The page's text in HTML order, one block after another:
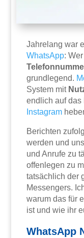
Jahrelang war
WhatsApp:
grundlegend.
System mit
endlich auf das
Instagram
Berichten
werden und
und Anrufe zu
offenlegen zu
tatsächlich der
Messengers.
warum das für
ist und wie ihr
WhatsApp